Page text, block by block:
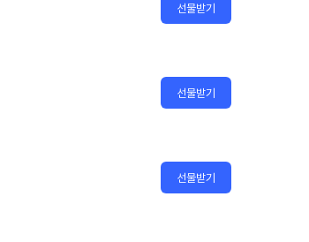
선물받기
선물받기
선물받기